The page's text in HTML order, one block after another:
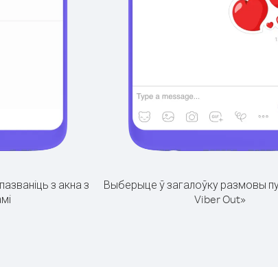
з акна з
Выберыце ў загалоўку размовы
Viber Out»